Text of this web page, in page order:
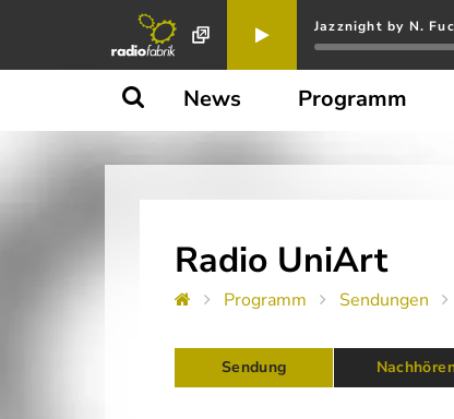
Jazznight by N.
News Programm
Radio UniArt
Programm Sendungen
Sendung